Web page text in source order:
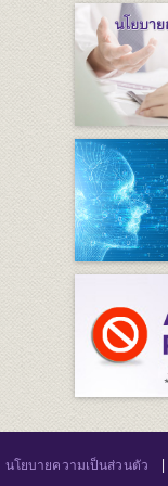
นโยบายความเป็นส่วนตัว |